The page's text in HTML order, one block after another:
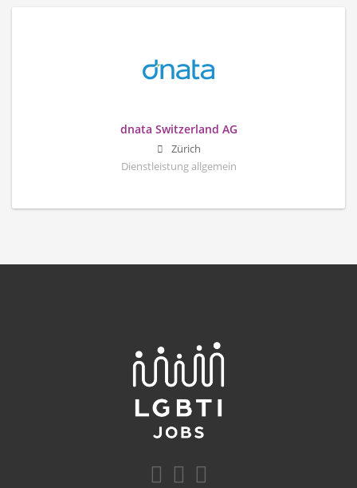
dnata Switzerland AG
Zürich
Dienstleistung allgemein